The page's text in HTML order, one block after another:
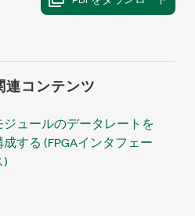
連コンテンツ
ジュールのデータレートを
成する (FPGAインタフェー
)